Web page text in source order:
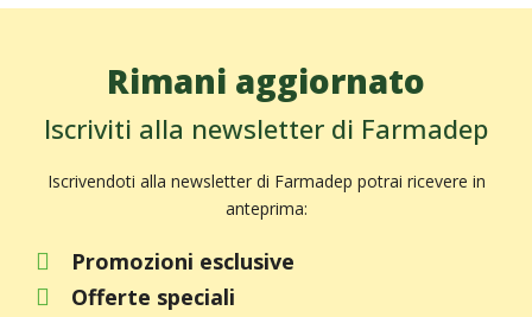
Rimani aggiornato
Iscriviti alla newsletter di Farmadep
Iscrivendoti alla newsletter di Farmadep potrai ricevere in
anteprima:
Promozioni esclusive
Offerte speciali